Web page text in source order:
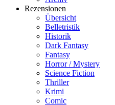
Rezensionen
Übersicht
Belletristik
Historik
Dark Fantasy
Fantasy
Horror / Mystery
Science Fiction
Thriller
Krimi
Comic